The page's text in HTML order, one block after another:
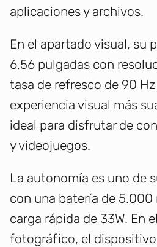
aplicaciones y archivos.
En el apartado visual, su
6,56 pulgadas con
tasa de refresco de 90
experiencia visual más
ideal para disfrutar de
y videojuegos.
La autonomía es uno de
con una batería de
carga rápida de 33W. En
fotográfico, el